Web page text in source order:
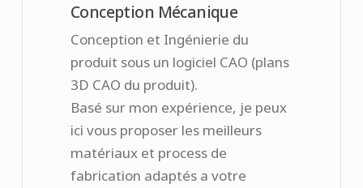
Conception Mécanique
Conception et Ingénierie du
produit sous un logiciel CAO (plans
3D CAO du produit).
Basé sur mon expérience, je peux
ici vous proposer les meilleurs
matériaux et process de
fabrication adaptés a votre